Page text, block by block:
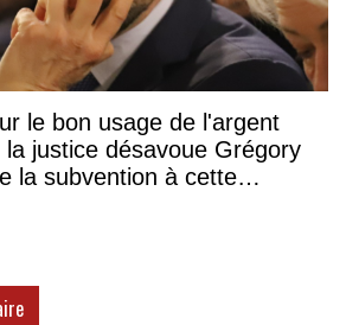
le bon usage de l'argent
justice désavoue Grégory
la subvention à cette